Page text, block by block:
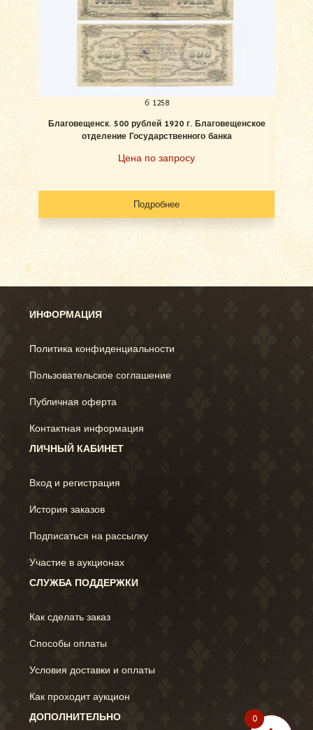
б 1258
Благовещенск. 500 рублей 1920 г. Благовещенское
отделение Государственного банка
Цена по запросу
Подробнее
ИНФОРМАЦИЯ
Политика конфиденциальности
Пользовательское соглашение
Публичная оферта
Контактная информация
ЛИЧНЫЙ КАБИНЕТ
Вход и регистрация
История заказов
Подписаться на рассылку
Участие в аукционах
СЛУЖБА ПОДДЕРЖКИ
Как сделать заказ
Способы оплаты
Условия доставки и оплаты
Как проходит аукцион
ДОПОЛНИТЕЛЬНО
0